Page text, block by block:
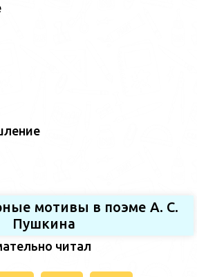
мотивы в поэме А. С.
Пушкина
читал